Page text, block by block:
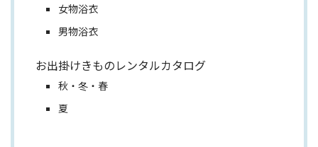
女物浴衣
男物浴衣
お出掛けきものレンタルカタログ
秋・冬・春
夏